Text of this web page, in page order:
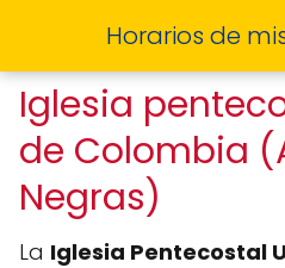
Horarios de
Iglesia
de Colombia
Negras)
La Iglesia Pentecostal